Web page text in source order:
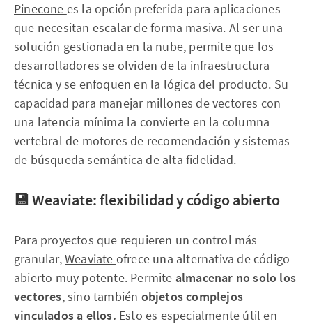
Pinecone es la opción preferida para aplicaciones
que necesitan escalar de forma masiva. Al ser una
solución gestionada en la nube, permite que los
desarrolladores se olviden de la infraestructura
técnica y se enfoquen en la lógica del producto. Su
capacidad para manejar millones de vectores con
una latencia mínima la convierte en la columna
vertebral de motores de recomendación y sistemas
de búsqueda semántica de alta fidelidad.
💾 Weaviate: flexibilidad y código abierto
Para proyectos que requieren un control más
granular,Weaviate ofrece una alternativa de código
abierto muy potente. Permite almacenar no solo los
vectores, sino también objetos complejos
vinculados a ellos. Esto es especialmente útil en